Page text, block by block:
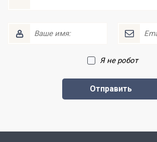
Я не робот